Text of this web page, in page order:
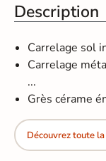
Description
Carrelage sol
Carrelage
...
Grès cérame
Découvrez toute